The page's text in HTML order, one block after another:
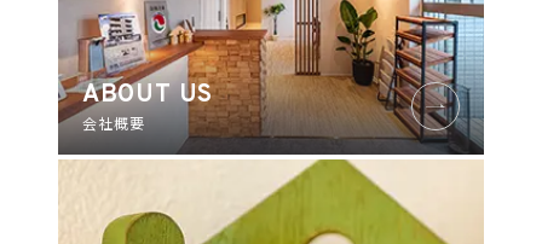
ABOUT US
会社概要